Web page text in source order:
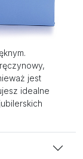
jest
idealne